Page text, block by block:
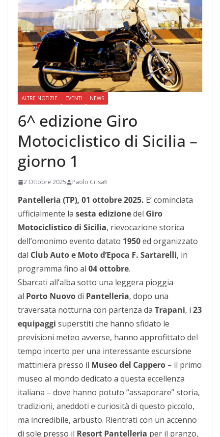
ALTRE NOTIZIE EVENTI NEWS
6^ edizione Giro
Motociclistico di Sicilia –
giorno 1
2 Ottobre 2025 Paolo Crisafi
Pantelleria (TP), 01 ottobre 2025. E’ cominciata
ufficialmente la sesta edizionedel Giro
Motociclistico di Sicilia, rievocazione storica
dell’omonimo evento datato 1950ed organizzato
dal Club Auto e Moto d’Epoca F. Sartarelli, in
programma fino al 04 ottobre.
Sbarcati all’alba sotto una leggera pioggia
al Porto Nuovodi Pantelleria, dopo una
traversata notturna con partenza da Trapani, i 23
equipaggi superstiti che hanno sfidato le
previsioni meteo avverse, hanno approfittato del
tempo incerto per una interessante escursione
mattiniera presso il Museo del Cappero – il primo
museo al mondo dedicato a questa eccellenza
italiana – dove hanno potuto “assaporare” storia,
tradizioni, aneddoti e curiosità di questo piccolo,
ma incredibile, arbusto. Rientrati con un accenno
di sole presso il Resort Pantelleria per il pranzo,